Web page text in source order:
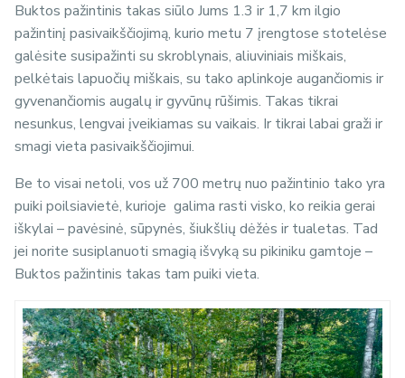
Buktos pažintinis takas siūlo Jums 1.3 ir 1,7 km ilgio
pažintinį pasivaikščiojimą, kurio metu 7 įrengtose stotelėse
galėsite susipažinti su skroblynais, aliuviniais miškais,
pelkėtais lapuočių miškais, su tako aplinkoje augančiomis ir
gyvenančiomis augalų ir gyvūnų rūšimis. Takas tikrai
nesunkus, lengvai įveikiamas su vaikais. Ir tikrai labai graži ir
smagi vieta pasivaikščiojimui.
Be to visai netoli, vos už 700 metrų nuo pažintinio tako yra
puiki poilsiavietė, kurioje galima rasti visko, ko reikia gerai
iškylai – pavėsinė, sūpynės, šiukšlių dėžės ir tualetas. Tad
jei norite susiplanuoti smagią išvyką su pikiniku gamtoje –
Buktos pažintinis takas tam puiki vieta.